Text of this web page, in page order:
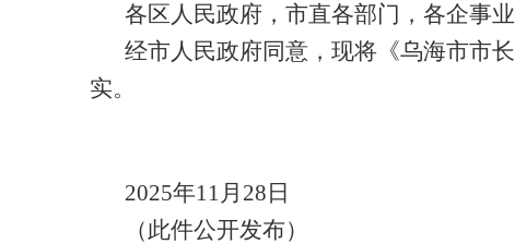
各区人民政府，市直各部门，各企事业
经市人民政府同意 ，现将 《乌海市市
实。
2025年11月 28 日
（此件公开发布）